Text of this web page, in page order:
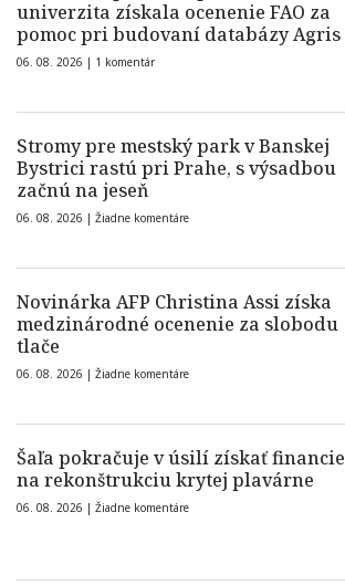
univerzita získala ocenenie FAO za
pomoc pri budovaní databázy Agris
06. 08. 2026 | 1 komentár
Stromy pre mestský park v Banskej
Bystrici rastú pri Prahe, s výsadbou
začnú na jeseň
06. 08. 2026 | Žiadne komentáre
Novinárka AFP Christina Assi získa
medzinárodné ocenenie za slobodu
tlače
06. 08. 2026 | Žiadne komentáre
Šaľa pokračuje v úsilí získať financie
na rekonštrukciu krytej plavárne
06. 08. 2026 | Žiadne komentáre